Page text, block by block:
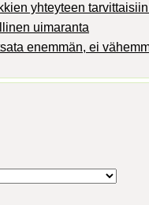
yhteyteen
uimaranta
enemmän, ei